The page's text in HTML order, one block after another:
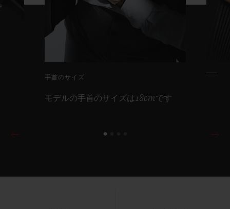
手首のサイズ
モデルの手首のサイズは18cmです